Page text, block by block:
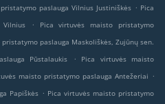
paslauga Vilnius Justiniškės . Pica
.
Pica virtuvės maisto pristatymo
paslauga Maskoliškės, Zujūnų sen.
Pūstalaukis .
Pica virtuvės maisto
maisto pristatymo paslauga Antežeriai .
Papiškės . Pica virtuvės maisto pristatymo